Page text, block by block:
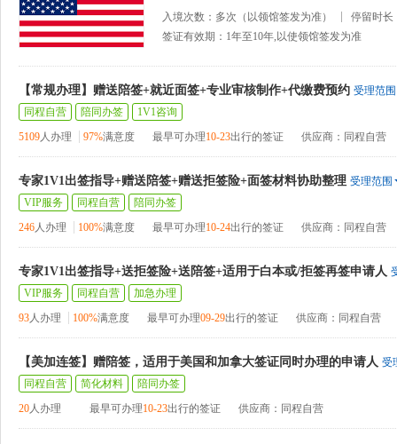
入境次数：多次（以领馆签发为准）
停留时长
签证有效期：1年至10年,以使领馆签发为准
【常规办理】赠送陪签+就近面签+专业审核制作+代缴费预约 受理范围
同程自营
陪同办签
1V1咨询
5109人办理 97%满意度 最早可办理10-23出行的签证 供应商：同程自营
专家1V1出签指导+赠送陪签+赠送拒签险+面签材料协助整理 受理范围
VIP服务
同程自营
陪同办签
246人办理 100%满意度 最早可办理10-24出行的签证 供应商：同程自营
专家1V1出签指导+送拒签险+送陪签+适用于白本或/拒签再签申请人
VIP服务
同程自营
加急办理
93人办理 100%满意度 最早可办理09-29出行的签证 供应商：同程自营
【美加连签】赠陪签，适用于美国和加拿大签证同时办理的申请人 受
同程自营
简化材料
陪同办签
20人办理 最早可办理10-23出行的签证 供应商：同程自营